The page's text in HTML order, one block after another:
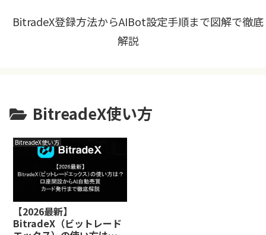
BitradeX登録方法からAIBot設定手順まで図解で徹底
解説
BitreadeX使い方
BitreadeX使い方
【2026最新】
BitradeX（ビットレード